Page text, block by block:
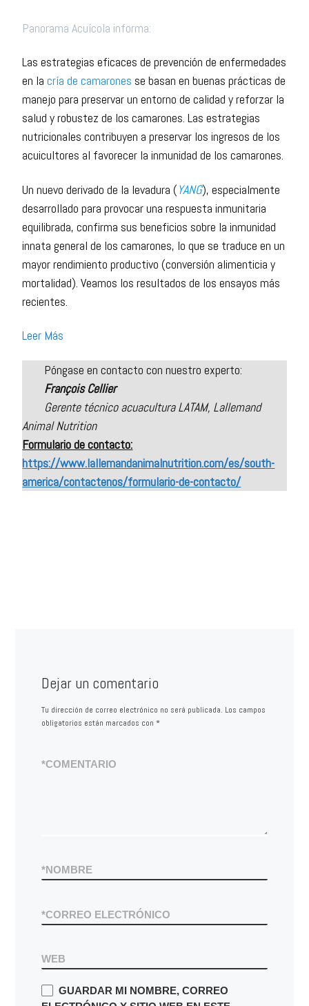
Panorama Acuícola informa:
Las estrategias eficaces de prevención de enfermedades
en lacría de camarones se basan en buenas prácticas de
manejo para preservar un entorno de calidad y reforzar la
salud y robustez de los camarones. Las estrategias
nutricionales contribuyen a preservar los ingresos de los
acuicultores al favorecer la inmunidad de los camarones.
Un nuevo derivado de la levadura (YANG), especialmente
desarrollado para provocar una respuesta inmunitaria
equilibrada, confirma sus beneficios sobre la inmunidad
innata general de los camarones, lo que se traduce en un
mayor rendimiento productivo (conversión alimenticia y
mortalidad). Veamos los resultados de los ensayos más
recientes.
Leer Más
Póngase en contacto con nuestro experto:
François Cellier
Gerente técnico acuacultura LATAM, Lallemand
Animal Nutrition
Formulario de contacto:
https://www.lallemandanimalnutrition.com/es/south-
america/contactenos/formulario-de-contacto/
Dejar un comentario
Tu dirección de correo electrónico no será publicada. Los campos
obligatorios están marcados con *
COMENTARIO
*
NOMBRE
*
CORREO ELECTRÓNICO
*
WEB
GUARDAR MI NOMBRE, CORREO